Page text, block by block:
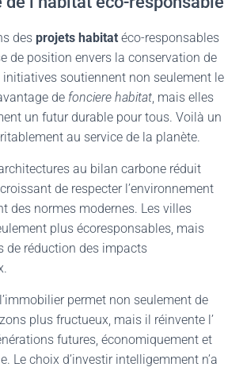
des projets habitat éco-responsables
de position envers la conservation de
initiatives soutiennent non seulement le
de fonciere habitat, mais elles
un futur durable pour tous. Voilà un
au service de la planète.
au bilan carbone réduit
de respecter l’environnement
des normes modernes. Les villes
plus écoresponsables, mais
de réduction des impacts
permet non seulement de
plus fructueux, mais il réinvente l’
futures, économiquement et
Le choix d’investir intelligemment n’a